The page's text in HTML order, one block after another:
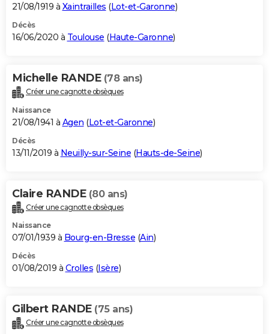
21/08/1919 à Xaintrailles (Lot-et-Garonne)
Décès
16/06/2020 à Toulouse (Haute-Garonne)
Michelle RANDE (78 ans)
Créer une cagnotte obsèques
Naissance
21/08/1941 à Agen (Lot-et-Garonne)
Décès
13/11/2019 à Neuilly-sur-Seine (Hauts-de-Seine)
Claire RANDE (80 ans)
Créer une cagnotte obsèques
Naissance
07/01/1939 à Bourg-en-Bresse (Ain)
Décès
01/08/2019 à Crolles (Isère)
Gilbert RANDE (75 ans)
Créer une cagnotte obsèques